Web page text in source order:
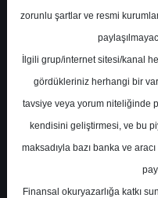
Alnus Yatırım AG
için hedef fiyatını
olarak korudu.
zorunlu şartlar ve resmi
İlgili grup/internet sitesi/kanal
gördükleriniz herhangi bir
tavsiye veya yorum niteliğinde
kendisini geliştirmesi, ve bu
maksadıyla bazı banka ve
Finansal okuryazarlığa katkı